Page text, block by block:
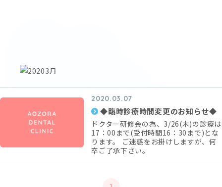
2020.03.07
◆臨時診療時間変更のお知らせ◆
ドクター研修会の為、3/26(木)の診療は
17：00まで(受付時間16：30まで)とな
ります。 ご迷惑をお掛けしますが、何
卒ご了承下さい。